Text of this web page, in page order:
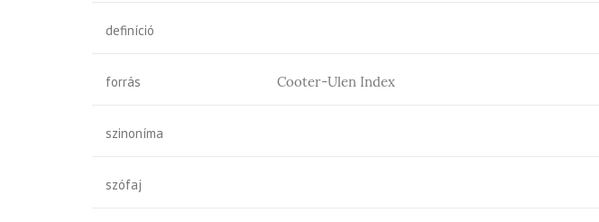
definíció
forrás Cooter-Ulen Index
szinoníma
szófaj